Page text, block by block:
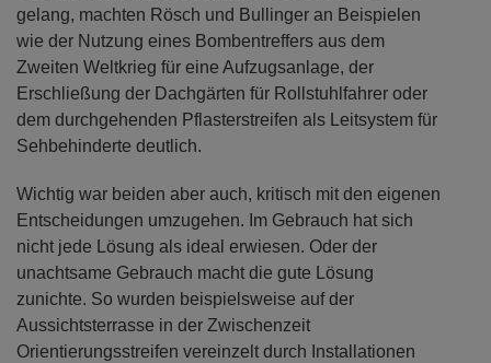
gelang, machten Rösch und Bullinger an Beispielen
wie der Nutzung eines Bombentreffers aus dem
Zweiten Weltkrieg für eine Aufzugsanlage, der
Erschließung der Dachgärten für Rollstuhlfahrer oder
dem durchgehenden Pflasterstreifen als Leitsystem für
Sehbehinderte deutlich.
Wichtig war beiden aber auch, kritisch mit den eigenen
Entscheidungen umzugehen. Im Gebrauch hat sich
nicht jede Lösung als ideal erwiesen. Oder der
unachtsame Gebrauch macht die gute Lösung
zunichte. So wurden beispielsweise auf der
Aussichtsterrasse in der Zwischenzeit
Orientierungsstreifen vereinzelt durch Installationen